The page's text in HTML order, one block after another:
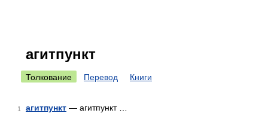
агитпункт
Толкование Перевод Книги
1 агитпункт — агитпункт …